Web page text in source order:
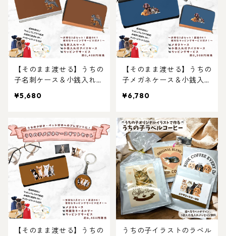
【そのまま渡せる】うちの
子名刺ケース＆小銭入れ付
ト｜猫好き・犬好き・ペッ
ントに！父の日・母の日・
お誕生日やお祝いに！
¥5,680
【そのまま渡せる】うちの
子メガネケース＆小銭入れ
ット｜猫好き・犬好き・ペ
ゼントに！父の日・母の
日・お誕生日やお祝いに！
¥6,780
【そのまま渡せる】うちの
うちの子イラストのラベル